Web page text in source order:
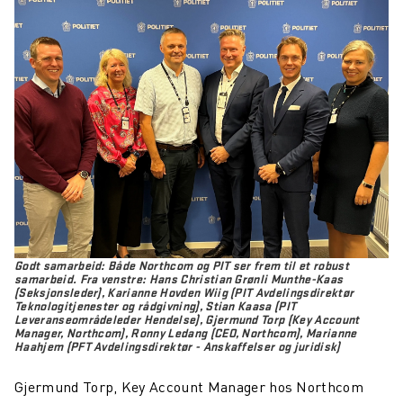
Godt samarbeid:Både Northcom og PIT ser frem til et robust
samarbeid. Fra venstre: Hans Christian Grønli Munthe-Kaas
(Seksjonsleder), Karianne Hovden Wiig (PIT Avdelingsdirektør
Teknologitjenester og rådgivning), Stian Kaasa (PIT
Leveranseområdeleder Hendelse), Gjermund Torp (Key Account
Manager, Northcom), Ronny Ledang (CEO, Northcom), Marianne
Haahjem (PFT Avdelingsdirektør - Anskaffelser og juridisk)
Gjermund Torp, Key Account Manager hos Northcom